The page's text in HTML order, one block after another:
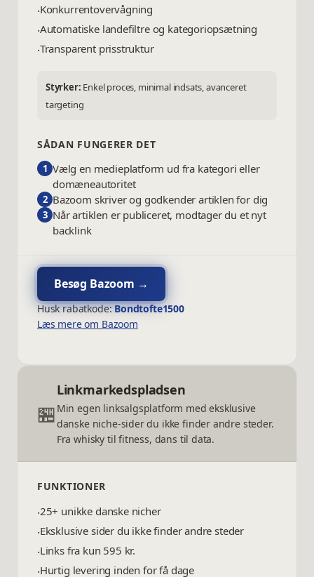
·Konkurrentovervågning
·Automatiske landefiltre og kategoriopsætning
·Transparent prisstruktur
Styrker: Enkel proces, minimal indsats, avanceret
targeting
SÅDAN FUNGERER DET
1 Vælg en medieplatform ud fra kategori eller
domæneautoritet
2 Bazoom skriver og godkender artiklen for dig
3 Når artiklen er publiceret, modtager du et nyt
backlink
Besøg Bazoom →
Husk rabatkode:Bondtofte1500
Læs mere om Bazoom
🏪
Linkmarkedspladsen
Min egen linksalgsplatform med eksklusive
danske niche-sider du ikke finder andre steder.
Fra whisky til fitness, dans til data.
FUNKTIONER
·25+ unikke danske nicher
·Eksklusive sider du ikke finder andre steder
·Links fra kun 595 kr.
·Hurtig levering inden for få dage